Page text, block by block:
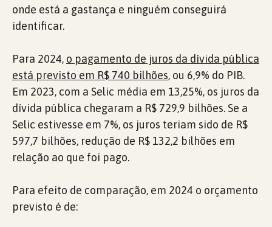
onde está a gastança e ninguém conseguirá
identificar.
Para 2024, o pagamento de juros da dívida pública
está previsto em R$ 740 bilhões, ou 6,9% do PIB.
Em 2023, com a Selic média em 13,25%, os juros da
dívida pública chegaram a R$ 729,9 bilhões. Se a
Selic estivesse em 7%, os juros teriam sido de R$
597,7 bilhões, redução de R$ 132,2 bilhões em
relação ao que foi pago.
Para efeito de comparação, em 2024 o orçamento
previsto é de: